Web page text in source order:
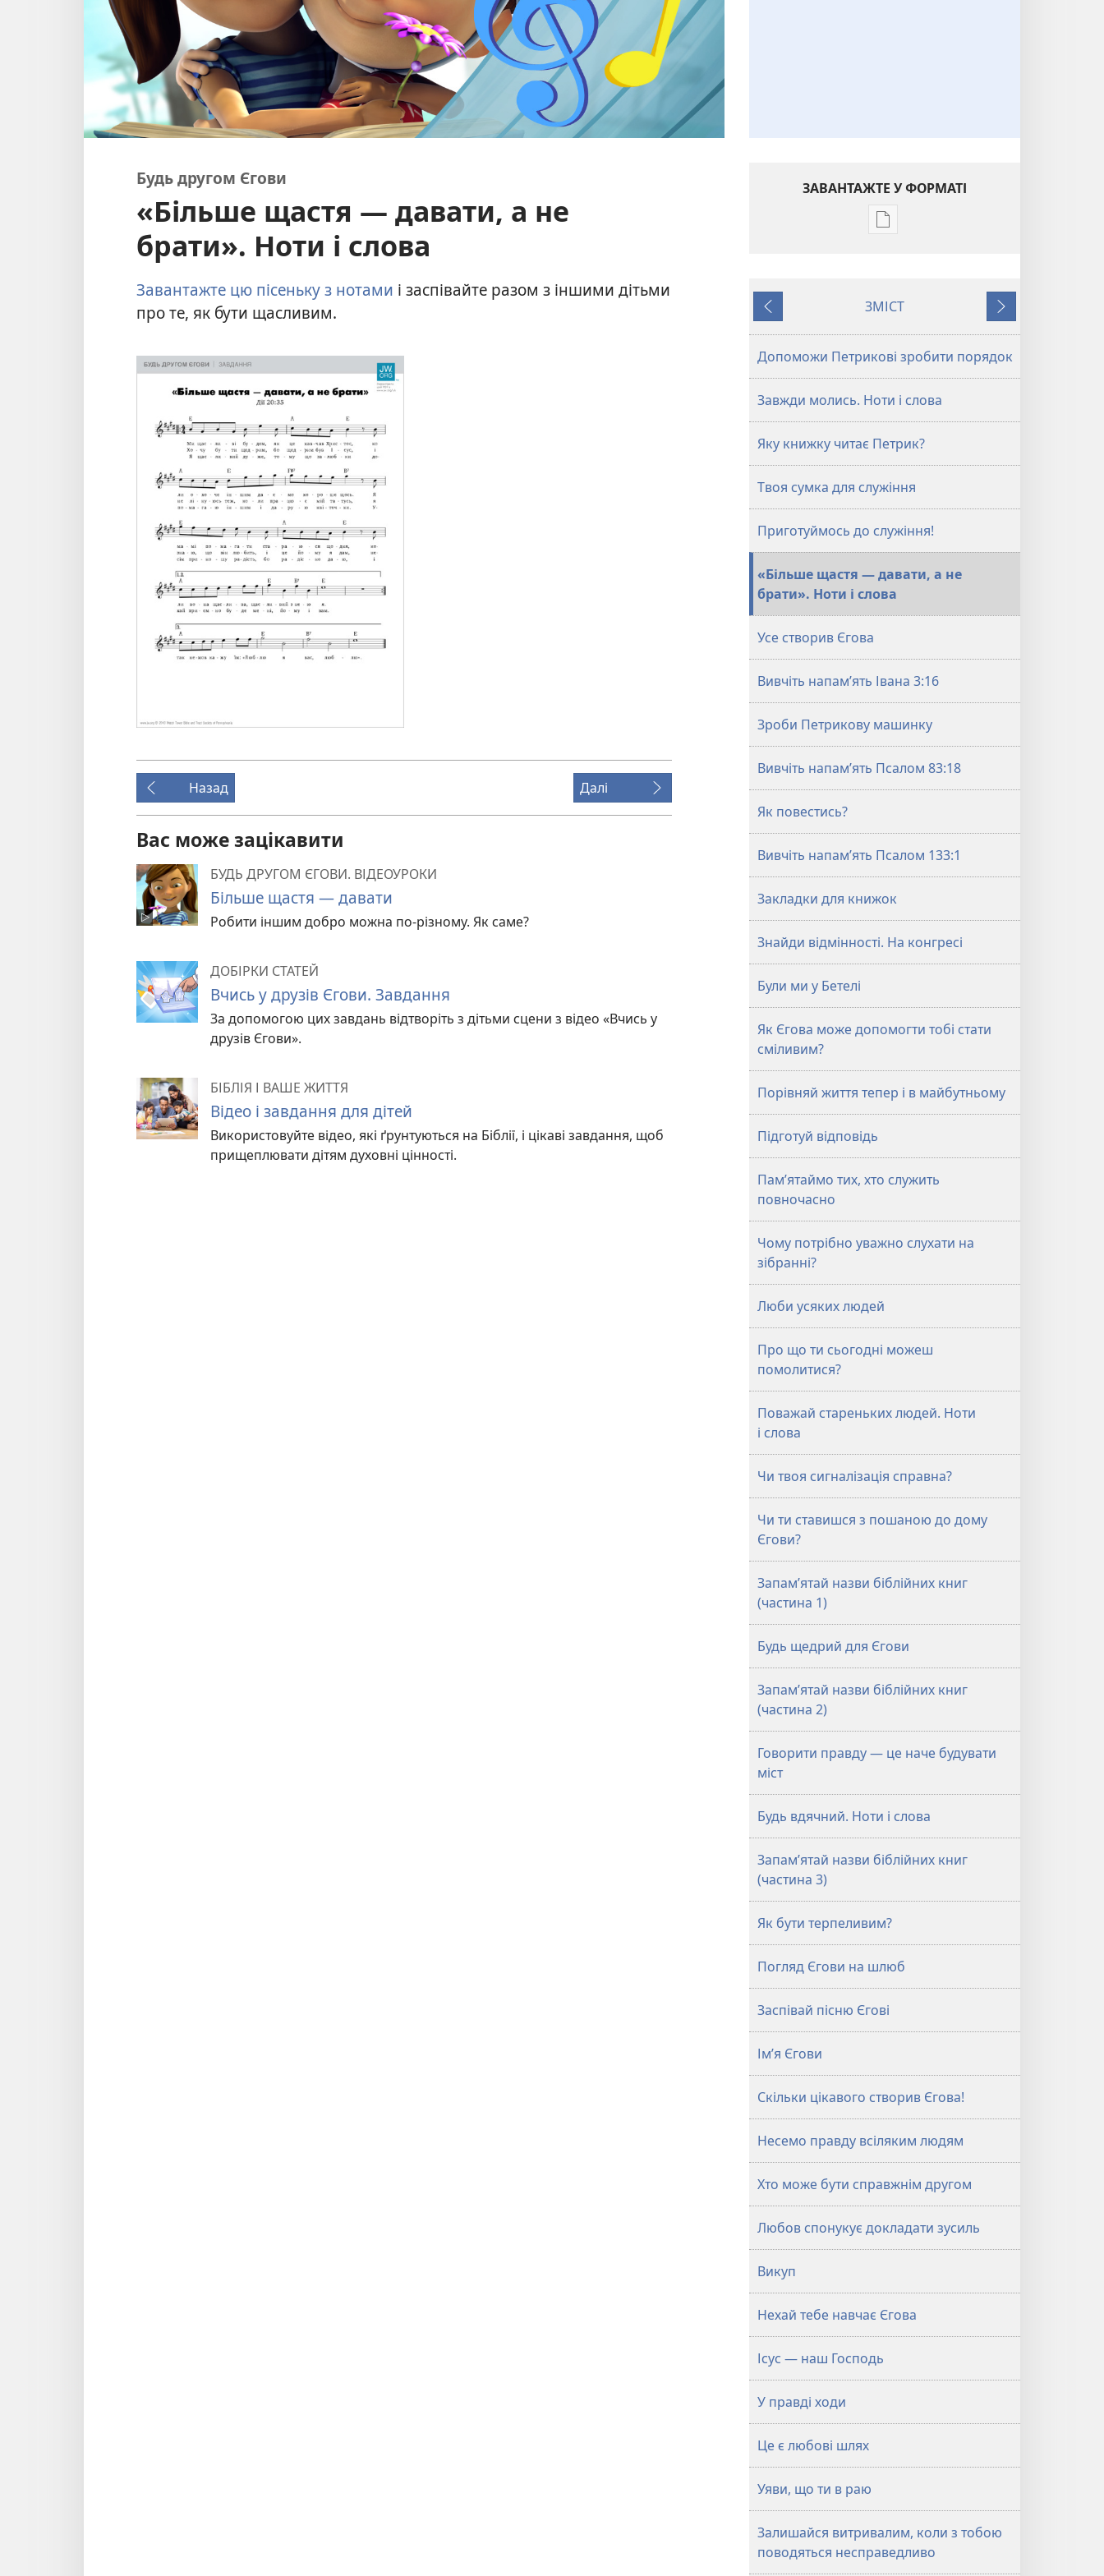
Будь другом Єгови
«Більше щастя — давати, а не
брати». Ноти і слова
Завантажте цю пісеньку з нотами і заспівайте разом з іншими дітьми
про те, як бути щасливим.
Назад Далі
Вас може зацікавити
БУДЬ ДРУГОМ ЄГОВИ. ВІДЕОУРОКИ
Більше щастя — давати
Робити іншим добро можна по-різному. Як саме?
ДОБІРКИ СТАТЕЙ
Вчись у друзів Єгови. Завдання
За допомогою цих завдань відтворіть з дітьми сцени з відео «Вчись у
друзів Єгови».
БІБЛІЯ І ВАШЕ ЖИТТЯ
Відео і завдання для дітей
Використовуйте відео, які ґрунтуються на Біблії, і цікаві завдання, щоб
прищеплювати дітям духовні цінності.
ЗАВАНТАЖТЕ У ФОРМАТІ
Параметри
другом
Завдання
Назад
ЗМІСТ
Далі
Допоможи Петрикові зробити порядок
Завжди молись. Ноти і слова
Яку книжку читає Петрик?
Твоя сумка для служіння
Приготуймось до служіння!
«Більше щастя — давати, а не
брати». Ноти і слова
Усе створив Єгова
Вивчіть напам’ять Івана 3:16
Зроби Петрикову машинку
Вивчіть напам’ять Псалом 83:18
Як повестись?
Вивчіть напам’ять Псалом 133:1
Закладки для книжок
Знайди відмінності. На конгресі
Були ми у Бетелі
Як Єгова може допомогти тобі стати
сміливим?
Порівняй життя тепер і в майбутньому
Підготуй відповідь
Пам’ятаймо тих, хто служить
повночасно
Чому потрібно уважно слухати на
зібранні?
Люби усяких людей
Про що ти сьогодні можеш
помолитися?
Поважай стареньких людей. Ноти
і слова
Чи твоя сигналізація справна?
Чи ти ставишся з пошаною до дому
Єгови?
Запам’ятай назви біблійних книг
(частина 1)
Будь щедрий для Єгови
Запам’ятай назви біблійних книг
(частина 2)
Говорити правду — це наче будувати
міст
Будь вдячний. Ноти і слова
Запам’ятай назви біблійних книг
(частина 3)
Як бути терпеливим?
Погляд Єгови на шлюб
Заспівай пісню Єгові
Ім’я Єгови
Скільки цікавого створив Єгова!
Несемо правду всіляким людям
Хто може бути справжнім другом
Любов спонукує докладати зусиль
Викуп
Нехай тебе навчає Єгова
Ісус — наш Господь
У правді ходи
Це є любові шлях
Уяви, що ти в раю
Залишайся витривалим, коли з тобою
поводяться несправедливо